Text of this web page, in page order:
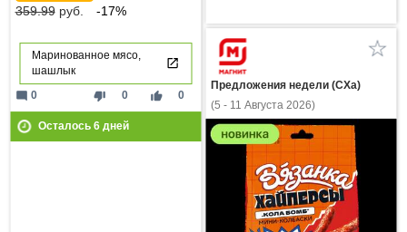
359.99руб. -17%
Маринованное мясо,
шашлык
thumb_down 0 thumb_up 0
mode_comment 0
Осталось 6дней
Предложения недели (СХа)
(5 - 11 Августа 2026)